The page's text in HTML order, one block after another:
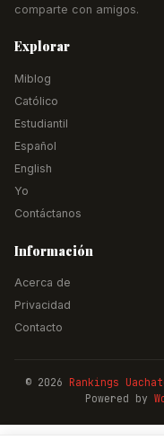
comparte con amigos.
Explorar
Miblog
Católico
Estudiantil
Español
English
Yo
Contáctanos
Información
Acerca de
Privacidad
Contacto
© 2026 Rankings
Powered by